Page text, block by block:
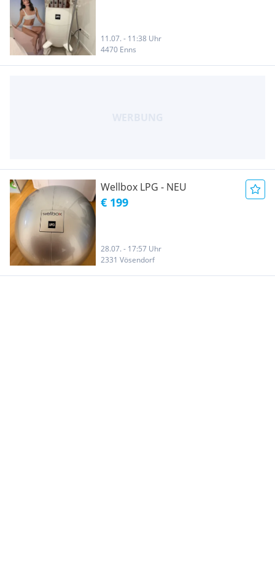
11.07. - 11:38 Uhr
4470 Enns
Wellbox LPG - NEU
€ 199
28.07. - 17:57 Uhr
2331 Vösendorf